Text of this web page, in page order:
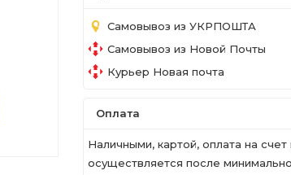
Самовывоз из УКРПОШТА
Самовывоз из Новой Почты
Курьер Новая почта
Оплата
Наличными, картой, оплата на
осуществляется после